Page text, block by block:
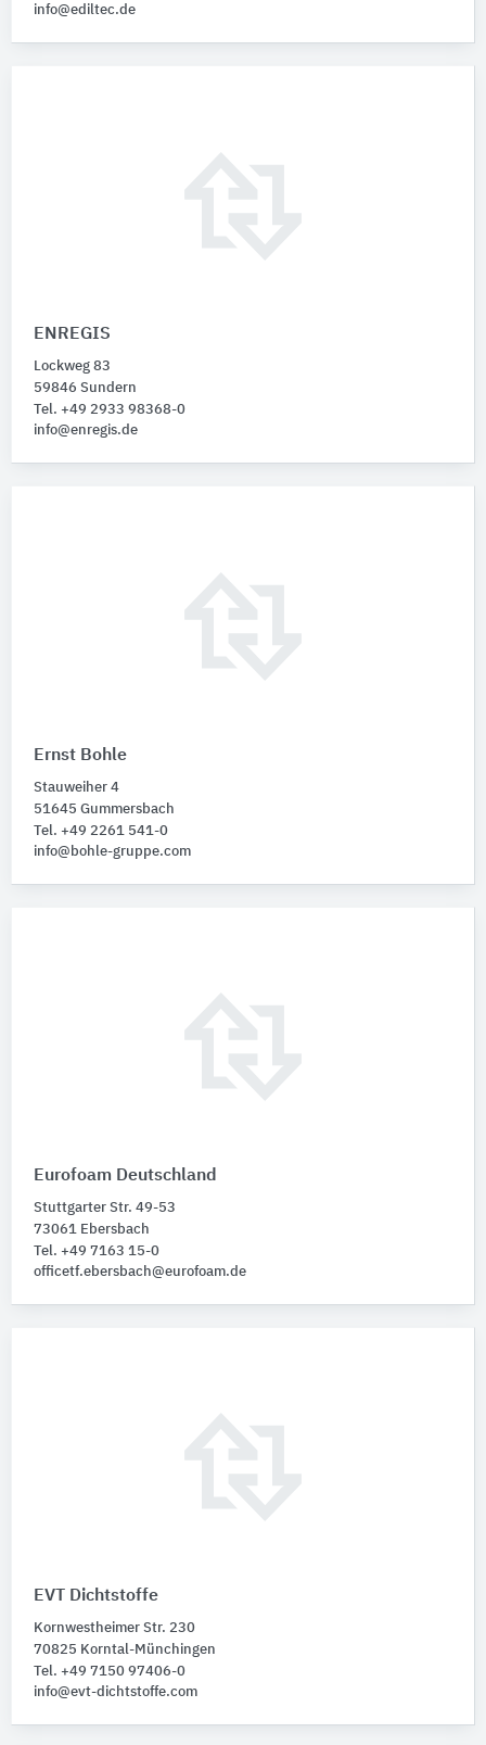
info@ediltec.de
ENREGIS
Lockweg 83
59846 Sundern
Tel. +49 2933 98368-0
info@enregis.de
Ernst Bohle
Stauweiher 4
51645 Gummersbach
Tel. +49 2261 541-0
info@bohle-gruppe.com
Eurofoam Deutschland
Stuttgarter Str. 49-53
73061 Ebersbach
Tel. +49 7163 15-0
officetf.ebersbach@eurofoam.de
EVT Dichtstoffe
Kornwestheimer Str. 230
70825 Korntal-Münchingen
Tel. +49 7150 97406-0
info@evt-dichtstoffe.com